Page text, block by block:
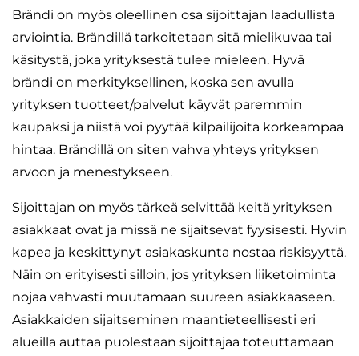
Brändi on myös oleellinen osa sijoittajan laadullista
arviointia. Brändillä tarkoitetaan sitä mielikuvaa tai
käsitystä, joka yrityksestä tulee mieleen. Hyvä
brändi on merkityksellinen, koska sen avulla
yrityksen tuotteet/palvelut käyvät paremmin
kaupaksi ja niistä voi pyytää kilpailijoita korkeampaa
hintaa. Brändillä on siten vahva yhteys yrityksen
arvoon ja menestykseen.
Sijoittajan on myös tärkeä selvittää keitä yrityksen
asiakkaat ovat ja missä ne sijaitsevat fyysisesti. Hyvin
kapea ja keskittynyt asiakaskunta nostaa riskisyyttä.
Näin on erityisesti silloin, jos yrityksen liiketoiminta
nojaa vahvasti muutamaan suureen asiakkaaseen.
Asiakkaiden sijaitseminen maantieteellisesti eri
alueilla auttaa puolestaan sijoittajaa toteuttamaan